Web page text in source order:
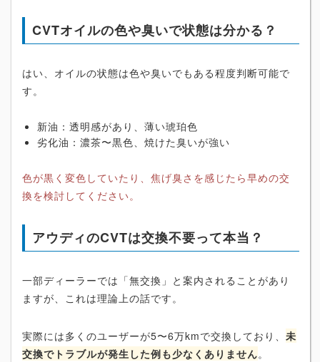
CVTオイルの色や臭いで状態は分かる？
はい、オイルの状態は色や臭いでもある程度判断可能で
す。
新油：透明感があり、薄い琥珀色
劣化油：濃茶〜黒色、焼けた臭いが強い
色が黒く変色していたり、焦げ臭さを感じたら早めの交
換を検討してください。
アウディのCVTは交換不要って本当？
一部ディーラーでは「無交換」と案内されることがあり
ますが、これは理論上の話です。
実際には多くのユーザーが5〜6万kmで交換しており、 未
交換でトラブルが発生した例も少なくありません。